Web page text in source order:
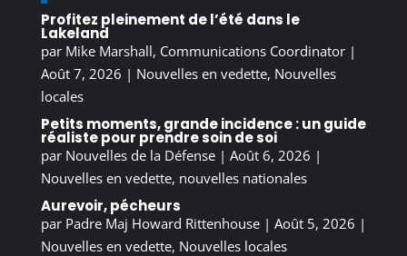
Profitez pleinement de l’été dans le
Lakeland
par Mike Marshall, Communications Coordinator|
Août 7, 2026 | Nouvelles en vedette, Nouvelles
locales
Petits moments, grande incidence : un guide
réaliste pour prendre soin de soi
par Nouvelles de la Défense| Août 6, 2026 |
Nouvelles en vedette, nouvelles nationales
Aurevoir, pécheurs
par Padre Maj Howard Rittenhouse| Août 5, 2026 |
Nouvelles en vedette, Nouvelles locales